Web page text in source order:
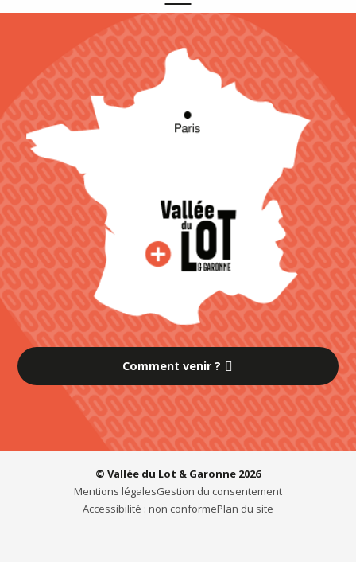
Comment venir ?
© Vallée du Lot & Garonne 2026
Mentions légalesGestion du consentement
Accessibilité : non conformePlan du site